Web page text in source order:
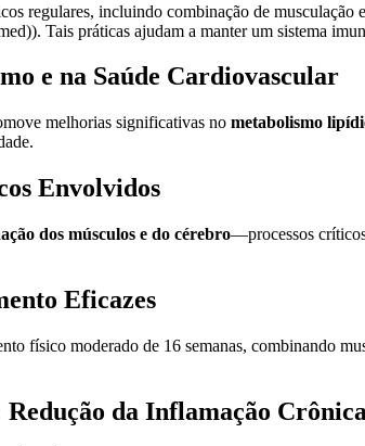
regulares, incluindo combinação de
Tais práticas ajudam a manter um sistema
e na Saúde Cardiovascular
melhorias significativas no metabolismo
Envolvidos
dos músculos e do cérebro—processos
Eficazes
físico moderado de 16 semanas, combinando
da Inflamação